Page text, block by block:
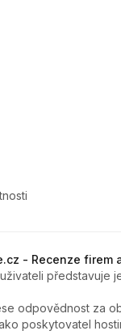
- Recenze firem
představuje
odpovědnost za
poskytovatel